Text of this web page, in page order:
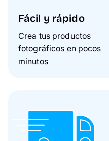
Fácil y rápido
Crea tus productos
fotográficos en pocos
minutos